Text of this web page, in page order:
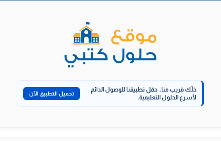
خلّك قريب منا.. حمّل تطبيقنا للوصول الدائم
لأسرع الحلول التعليمية.
تحميل التطبيق الآن